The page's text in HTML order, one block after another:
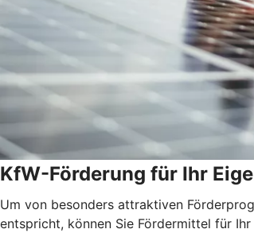
KfW-Förderung für Ihr
Um von besonders attraktiven
entspricht, können Sie Fördermittel für